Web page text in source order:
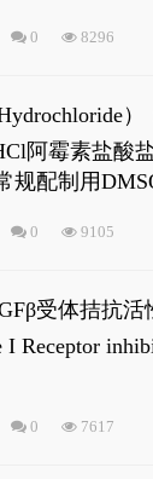
FL)和组
0 8296
阿霉素盐
配制用
0 9105
受体拮抗活
I Receptor
0 7617